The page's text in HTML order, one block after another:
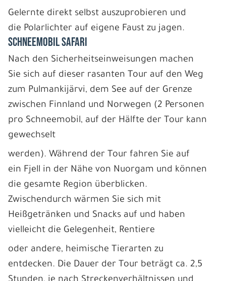
Gelernte direkt selbst auszuprobieren und
die Polarlichter auf eigene Faust zu jagen.
SCHNEEMOBIL SAFARI
Nach den Sicherheitseinweisungen machen
Sie sich auf dieser rasanten Tour auf den Weg
zum Pulmankijärvi, dem See auf der Grenze
zwischen Finnland und Norwegen (2 Personen
pro Schneemobil, auf der Hälfte der Tour kann
gewechselt
werden). Während der Tour fahren Sie auf
ein Fjell in der Nähe von Nuorgam und können
die gesamte Region überblicken.
Zwischendurch wärmen Sie sich mit
Heißgetränken und Snacks auf und haben
vielleicht die Gelegenheit, Rentiere
oder andere, heimische Tierarten zu
entdecken. Die Dauer der Tour beträgt ca. 2,5